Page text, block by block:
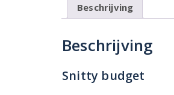
Beschrijving
Beschrijving
Snitty budget